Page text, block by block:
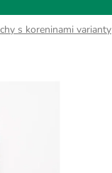
s koreninami varianty